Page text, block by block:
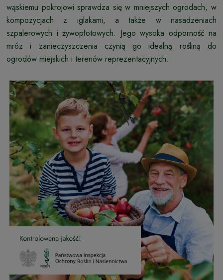
wąskiemu pokrojowi sprawdza się w mniejszych ogrodach, w
kompozycjach z iglakami, a także w nasadzeniach
szpalerowych i żywopłotowych. Jego wysoka odporność na
mróz i zanieczyszczenia czynią go idealną rośliną do
ogrodów miejskich i terenów reprezentacyjnych.